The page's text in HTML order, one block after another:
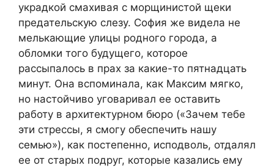
украдкой смахивая с морщинистой щеки
предательскую слезу. София же видела не
мелькающие улицы родного города, а
обломки того будущего, которое
рассыпалось в прах за какие-то пятнадцать
минут. Она вспоминала, как Максим мягко,
но настойчиво уговаривал ее оставить
работу в архитектурном бюро («Зачем тебе
эти стрессы, я смогу обеспечить нашу
семью»), как постепенно, исподволь, отдалял
ее от старых подруг, которые казались ему